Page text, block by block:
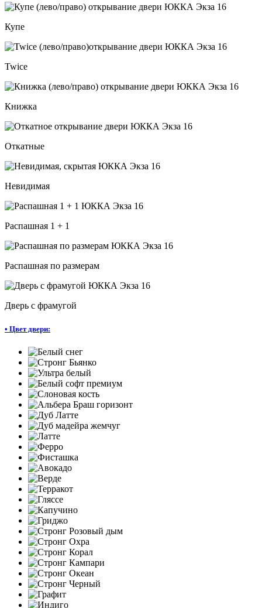
Купе
Twice
Книжка
Откатные
Невидимая
Распашная 1 + 1
Распашная по размерам
Дверь с фрамугой
• Цвет двери: